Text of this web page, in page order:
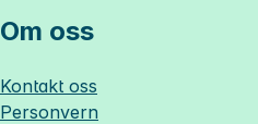
Om oss
Kontakt oss
Personvern